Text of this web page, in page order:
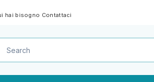
hai bisogno Contattaci